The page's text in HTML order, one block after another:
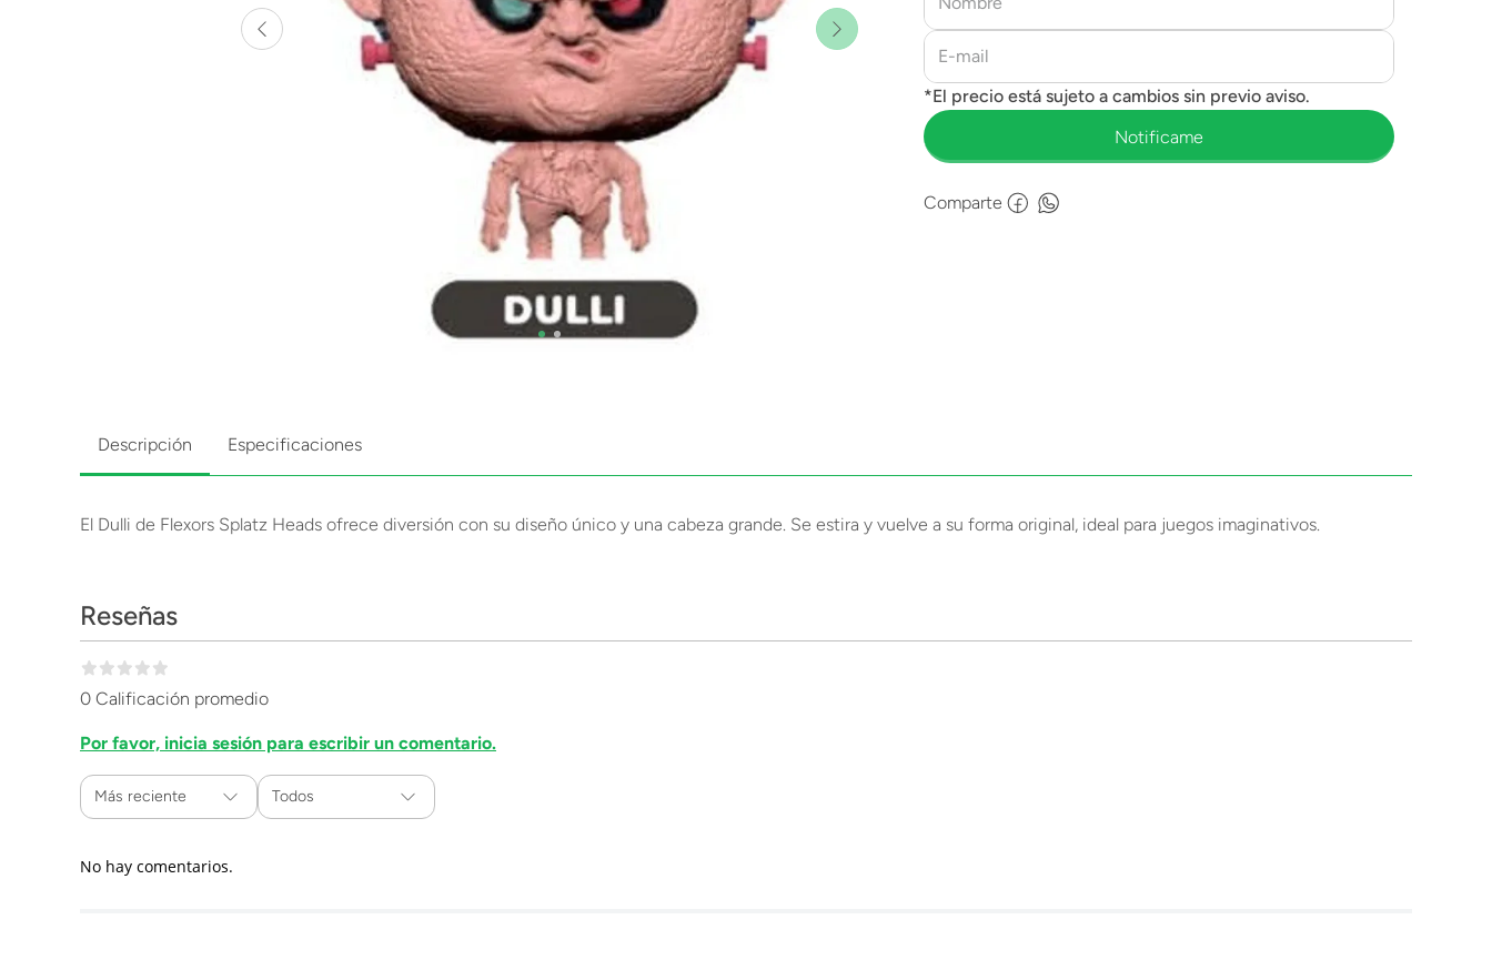
Comparte
Descripción Especificaciones
El Dulli de Flexors Splatz Heads ofrece diversión con su diseño único y una cabeza grande. Se estira y vuelve a su forma original, ideal para juegos imaginativos.
Reseñas
0 Calificación promedio
Por favor, inicia sesión para escribir un comentario.
Más reciente Todos
No hay comentarios.